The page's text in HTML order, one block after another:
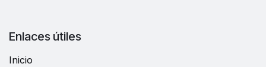
Enlaces útiles
Inicio